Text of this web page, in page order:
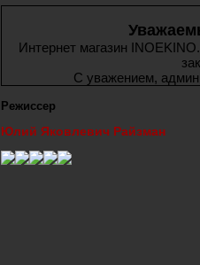
Интернет магазин
С уважением,
Режиссер
Юлий Яковлевич Райзман